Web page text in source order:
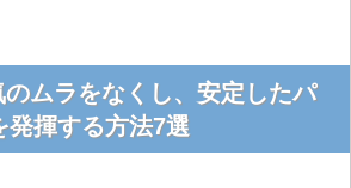
ムラをなくし、安定したパ
発揮する方法7選